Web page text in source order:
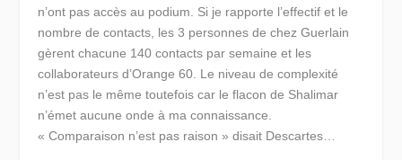
n’ont pas accès au podium. Si je rapporte l’effectif et le
nombre de contacts, les 3 personnes de chez Guerlain
gèrent chacune 140 contacts par semaine et les
collaborateurs d’Orange 60. Le niveau de complexité
n’est pas le même toutefois car le flacon de Shalimar
n’émet aucune onde à ma connaissance.
« Comparaison n’est pas raison » disait Descartes…